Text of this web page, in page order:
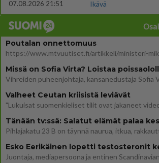
07.08.2026 21:51
Ikävä
Poutalan onnettomuus
Valheet Ceutan kriisistä leviävät